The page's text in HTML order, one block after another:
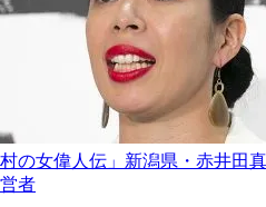
村の女偉人伝」新潟県・赤井田
営者